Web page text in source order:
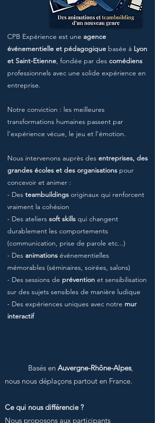
CPB Expérience est une agence
événementielle et pédagogique basée à Lyon
et Saint-Etienne, fondée par des comédiens
professionnels avec une solide expérience en
entreprise.
Notre conviction : les meilleures
transformations humaines passent par
l'expérience vécue, le jeu et l'émotion.
Nous intervenons auprès des entreprises, des
grandes écoles et des organisations pour
concevoir et animer :
- Des teambuildings originaux qui renforcent
vraiment la cohésion
- Des ateliers soft skills qui changent
durablement les comportements
(communication, prise de parole etc...)
- Des animations événementielles
mémorables (séminaires, soirées, salons)
- Des sessions de prévention et sensibilisation
sur des sujets sensibles de manière ludique
- Des expériences uniques avec notre mur
interactif
Basés en Auvergne-Rhône-Alpes,
nous nous déplaçons partout en France.
Ce qui nous différencie ?
Nous proposons aux participants